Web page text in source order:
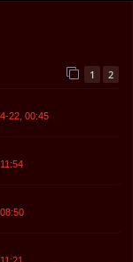
1 2
22, 00:45